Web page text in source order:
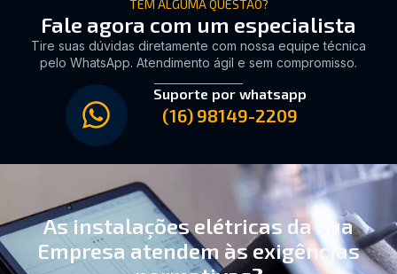
TEM ALGUMA QUESTÃO?
Fale agora com um especialista
Tire suas dúvidas diretamente com nossa equipe técnica
pelo WhatsApp. Atendimento ágil e sem compromisso.
Suporte por whatsapp
(16) 98149-2209
As instalações elétricas da sua
Empresa atendem às exigências